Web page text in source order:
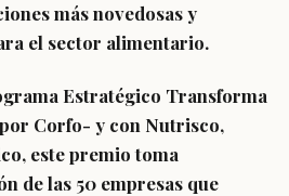
más novedosas y
el sector alimentario.
Estratégico Transforma
Corfo- y con Nutrisco,
este premio toma
de las 50 empresas que